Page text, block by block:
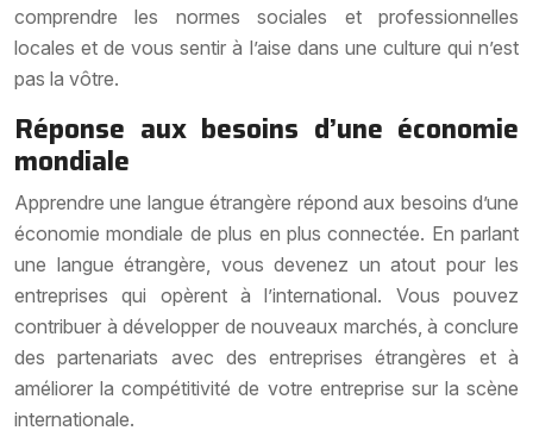
comprendre les normes sociales et professionnelles
locales et de vous sentir à l’aise dans une culture qui n’est
pas la vôtre.
Réponse aux besoins d’une économie
mondiale
Apprendre une langue étrangère répond aux besoins d’une
économie mondiale de plus en plus connectée. En parlant
une langue étrangère, vous devenez un atout pour les
entreprises qui opèrent à l’international. Vous pouvez
contribuer à développer de nouveaux marchés, à conclure
des partenariats avec des entreprises étrangères et à
améliorer la compétitivité de votre entreprise sur la scène
internationale.